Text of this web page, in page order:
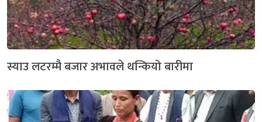
स्याउ लटरम्मै बजार अभावले थन्कियो बारीमा